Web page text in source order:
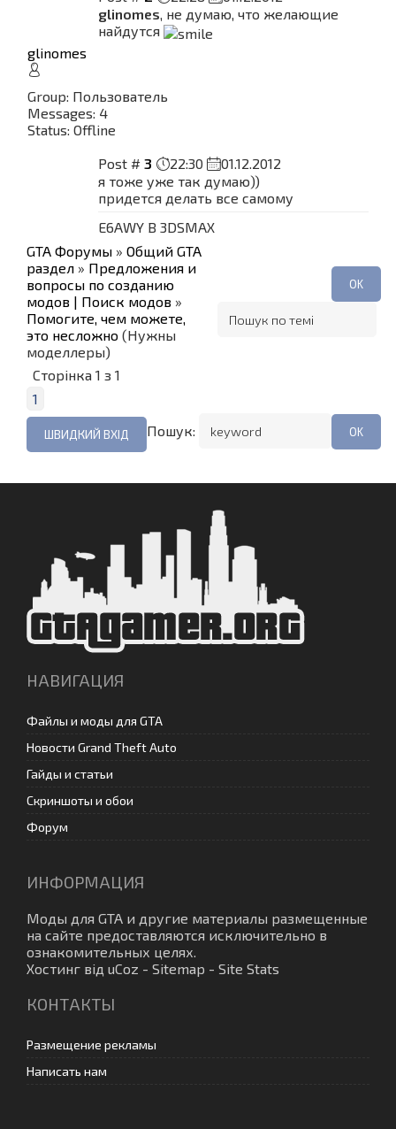
glinomes, не думаю, что желающие
найдутся
glinomes
Group: Пользователь
Messages: 4
Status: Offline
Post # 3 22:30
01.12.2012
я тоже уже так думаю))
придется делать все самому
E6AWY B 3DSMAX
GTA Форумы » Общий GTA
раздел » Предложения и
вопросы по созданию
модов | Поиск модов »
Помогите, чем можете,
это несложно (Нужны
моделлеры)
Сторінка 1 з 1
1
Пошук:
НАВИГАЦИЯ
Файлы и моды для GTA
Новости Grand Theft Auto
Гайды и статьи
Скриншоты и обои
Форум
ИНФОРМАЦИЯ
Моды для GTA и другие материалы размещенные
на сайте предоставляются исключительно в
ознакомительных целях.
Хостинг від uCoz - Sitemap - Site Stats
КОНТАКТЫ
Размещение рекламы
Написать нам